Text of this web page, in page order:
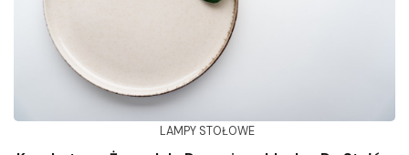
LAMPY STOŁOWE